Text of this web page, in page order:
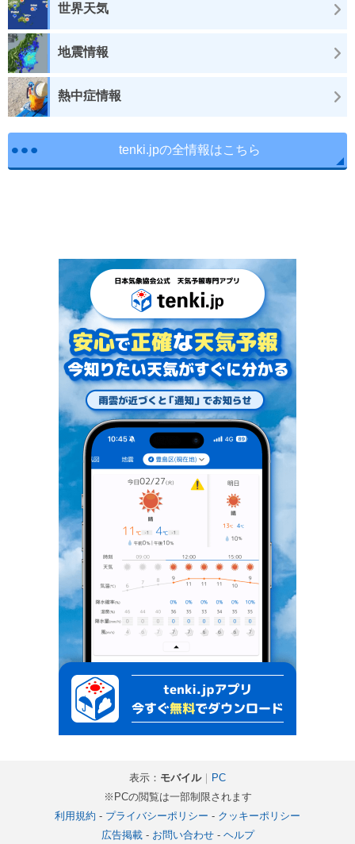
世界天気
地震情報
熱中症情報
tenki.jpの全情報はこちら
表示： モバイル｜ PC
※PCの閲覧は一部制限されます
利用規約 - プライバシーポリシー - クッキーポリシー
広告掲載- お問い合わせ- ヘルプ